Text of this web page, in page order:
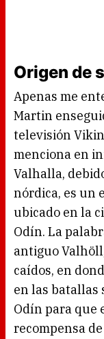
Origen de
Apenas me
Martin
televisión
menciona en
Valhalla,
nórdica, es un
ubicado en la
Odín. La
antiguo
caídos, en
en las batallas
Odín para que
recompensa